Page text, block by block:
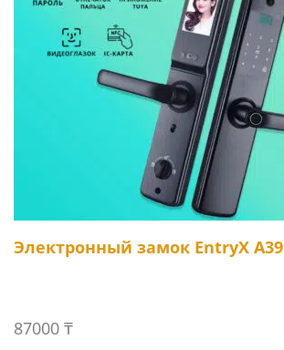
Электронный замок EntryX A39
87000 ₸